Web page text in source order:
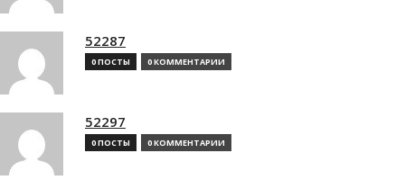
52287
0 ПОСТЫ 0 КОММЕНТАРИИ
52297
0 ПОСТЫ 0 КОММЕНТАРИИ